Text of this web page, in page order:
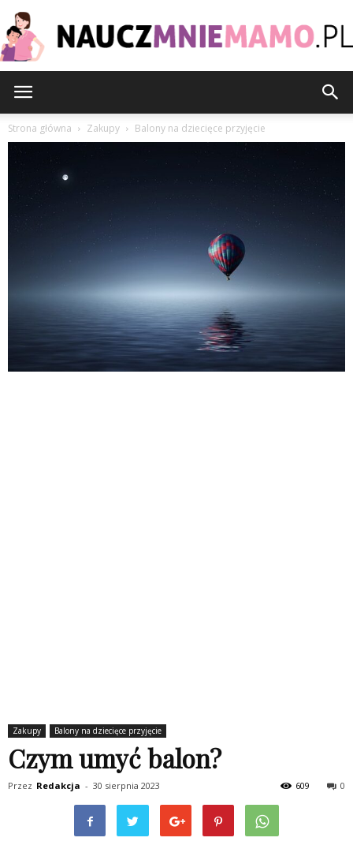
Strona główna Zakupy Balony na dziecięce przyjęcie
Zakupy Balony na dziecięce przyjęcie
Czym umyć balon?
Przez Redakcja - 30 sierpnia 2023 0
609